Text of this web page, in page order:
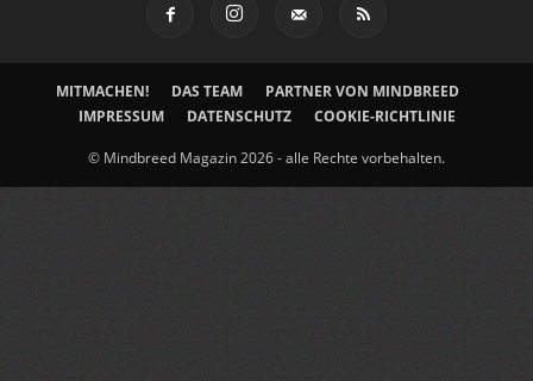
MITMACHEN! DAS TEAM
PARTNER VON MINDBREED
IMPRESSUM
DATENSCHUTZ COOKIE-RICHTLINIE
© Mindbreed Magazin 2026 - alle Rechte vorbehalten.